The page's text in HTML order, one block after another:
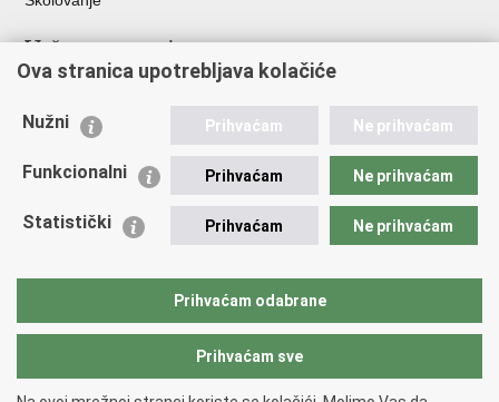
Važne poveznice
Ministarstvo unutarnjih poslova
Udruge
Policijska akademija
Zaklada policijske solidarnosti
Vučetić"
Ova stranica upotrebljava kolačiće
Nužni Prihvaćam Ne prihvaćam
Funkcionalni Prihvaćam Ne prihvaćam
Statistički Prihvaćam Ne prihvaćam
Prihvaćam odabrane
Prihvaćam sve